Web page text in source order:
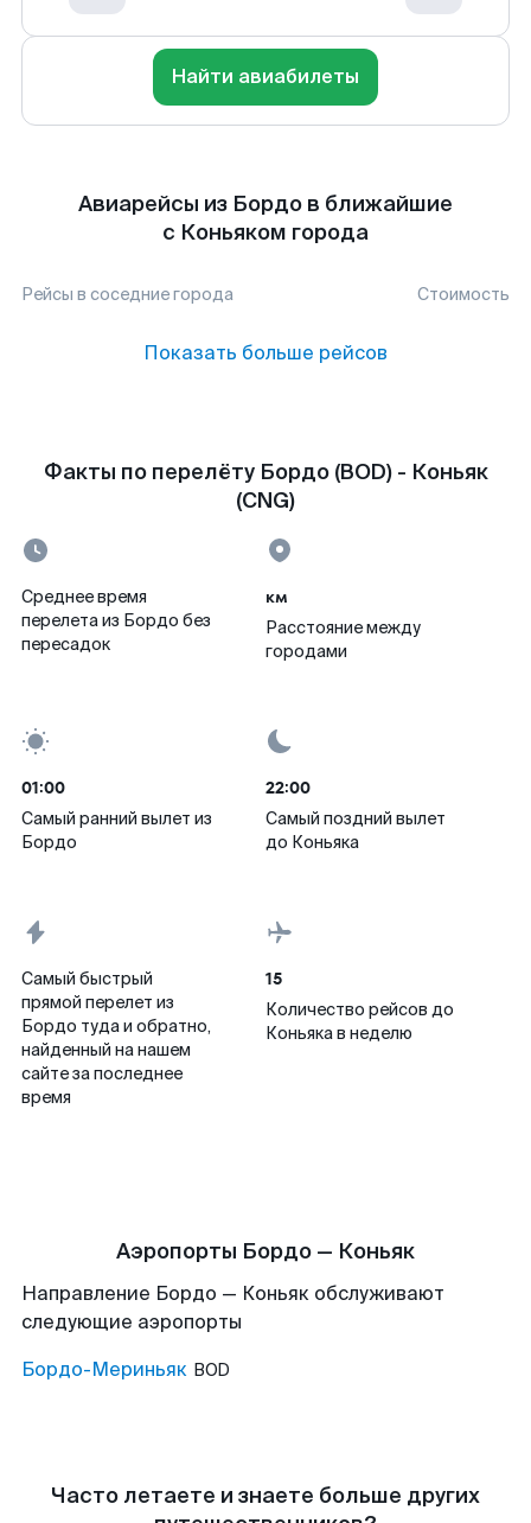
Найти авиабилеты
Авиарейсы из Бордо в ближайшие
с Коньяком города
Рейсы в соседние города Стоимость
Показать больше рейсов
Факты по перелёту Бордо (BOD) - Коньяк
(CNG)
Среднее время
перелета из Бордо без
пересадок
км
Расстояние между
городами
01:00
Самый ранний вылет из
Бордо
22:00
Самый поздний вылет
до Коньяка
Самый быстрый
прямой перелет из
Бордо туда и обратно,
найденный на нашем
сайте за последнее
время
15
Количество рейсов до
Коньяка в неделю
Аэропорты Бордо — Коньяк
Направление Бордо — Коньяк обслуживают
следующие аэропорты
Бордо-Мериньяк BOD
Часто летаете и знаете больше других